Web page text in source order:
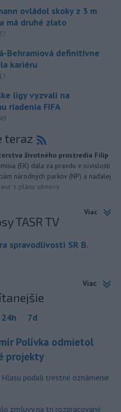
ovládol skoky z 3 m
má druhé zlato
Behramiová definitívne
kariéru
ligy vyzvali na
riadenia FIFA
teraz
životného prostredia Filip
(EK) dala za pravdu v súvislosti
národných parkov (NP) a naďalej
z plánu obnovy.
Viac
TASR TV
spravodlivosti SR B.
Viac
24h 7d
Polívka odmietol
projekty
podali trestné oznámenie
zmluvy na tri rozpracované